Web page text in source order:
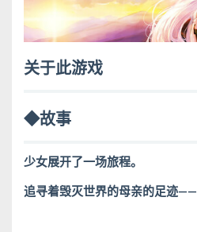
关于此游戏
◆故事
少女展开了一场旅程。
追寻着毁灭世界的母亲的足迹——